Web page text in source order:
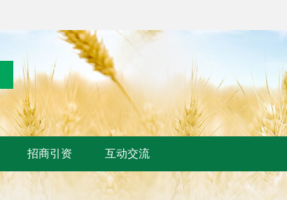
招商引资 互动交流